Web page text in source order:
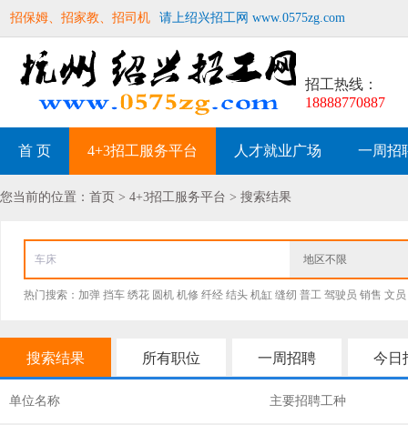
招保姆、招家教、招司机 请上绍兴招工网 www.0575zg.com
招工热线：
18888770887
首 页 4+3招工服务平台 人才就业广场 一周招
您当前的位置：首页 > 4+3招工服务平台 > 搜索结果
地区不限
热门搜索： 加弹 挡车 绣花 圆机 机修 纤经 结头 机缸 缝纫 普工 驾驶员 销售 文员
搜索结果 所有职位 一周招聘 今日
单位名称 主要招聘工种